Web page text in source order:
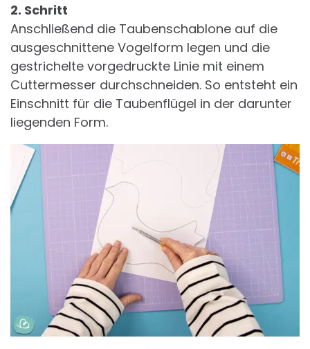
2. Schritt
Anschließend die Taubenschablone auf die
ausgeschnittene Vogelform legen und die
gestrichelte vorgedruckte Linie mit einem
Cuttermesser durchschneiden. So entsteht ein
Einschnitt für die Taubenflügel in der darunter
liegenden Form.